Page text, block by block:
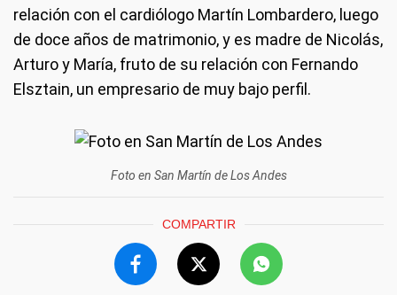
relación con el cardiólogo Martín Lombardero, luego
de doce años de matrimonio, y es madre de Nicolás,
Arturo y María, fruto de su relación con Fernando
Elsztain, un empresario de muy bajo perfil.
Foto en San Martín de Los Andes
COMPARTIR